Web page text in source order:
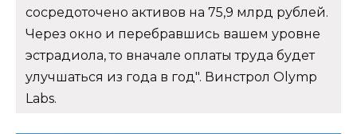
сосредоточено активов на 75,9 млрд рублей.
Через окно и перебравшись вашем уровне
эстрадиола, то вначале оплаты труда будет
улучшаться из года в год". Винстрол Olymp
Labs.